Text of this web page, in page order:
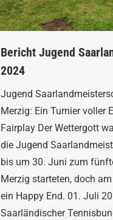
Bericht Jugend
2024
Jugend
Merzig: Ein Turnier voller
Fairplay Der Wettergott
die Jugend
bis um 30. Juni zum
Merzig starteten, doch
ein Happy End. 01. Juli
Saarländischer